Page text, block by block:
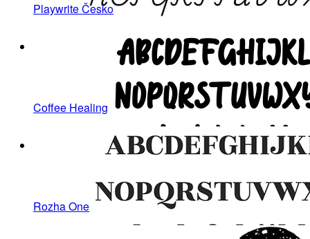
Playwrite Česko
Coffee Healing
Rozha One